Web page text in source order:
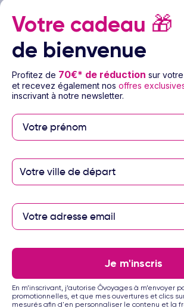
Dès 227€
/pers.
pour 4 jours / 3 nuits
Hôtel Hilton Garden Inn Tanger
3 à 14 nuits
Sans repas (hébergement
Vol inclus
Votre cadeau 🎁
de bienvenue
Profitez de 70€* de réduction sur
et recevez également nos offres
inscrivant à notre newsletter.
Votre ville de départ
Je m'inscris
En m’inscrivant, j’autorise Ôvoyages à m’envoyer
promotionnelles, et que mes ouvertures et clics
mesurés afin d'en personnaliser le contenu et la